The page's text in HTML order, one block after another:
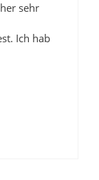
sehr
Ich hab